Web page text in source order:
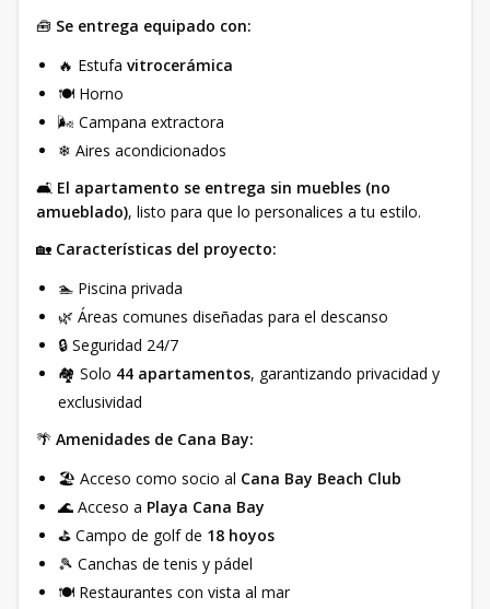
🧰 Se entrega equipado con:
🔥 Estufa vitrocerámica
🍽 Horno
🌬 Campana extractora
❄ Aires acondicionados
🛋 El apartamento se entrega sin muebles (no
amueblado), listo para que lo personalices a tu estilo.
🏡 Características del proyecto:
🏊 Piscina privada
🌿 Áreas comunes diseñadas para el descanso
🔒 Seguridad 24/7
🏘 Solo 44 apartamentos, garantizando privacidad y
exclusividad
🌴 Amenidades de Cana Bay:
🏖 Acceso como socio al Cana Bay Beach Club
🌊 Acceso a Playa Cana Bay
⛳ Campo de golf de 18 hoyos
🎾 Canchas de tenis y pádel
🍽 Restaurantes con vista al mar